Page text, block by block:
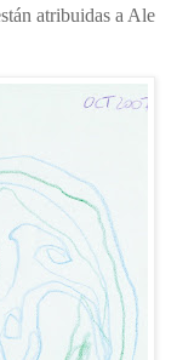
atribuidas a Ale